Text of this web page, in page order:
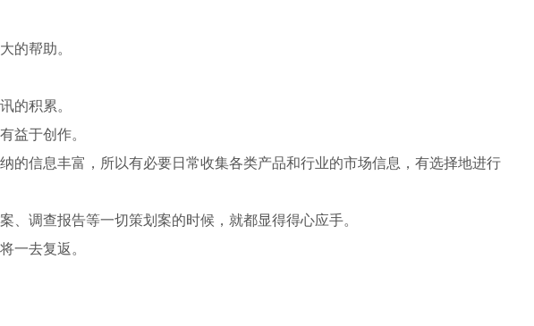
的帮助。
的积累。
益于创作。
信息丰富，所以有必要日常收集各类产品和行业的市场信息，有选择地进行
调查报告等一切策划案的时候，就都显得得心应手。
一去复返。